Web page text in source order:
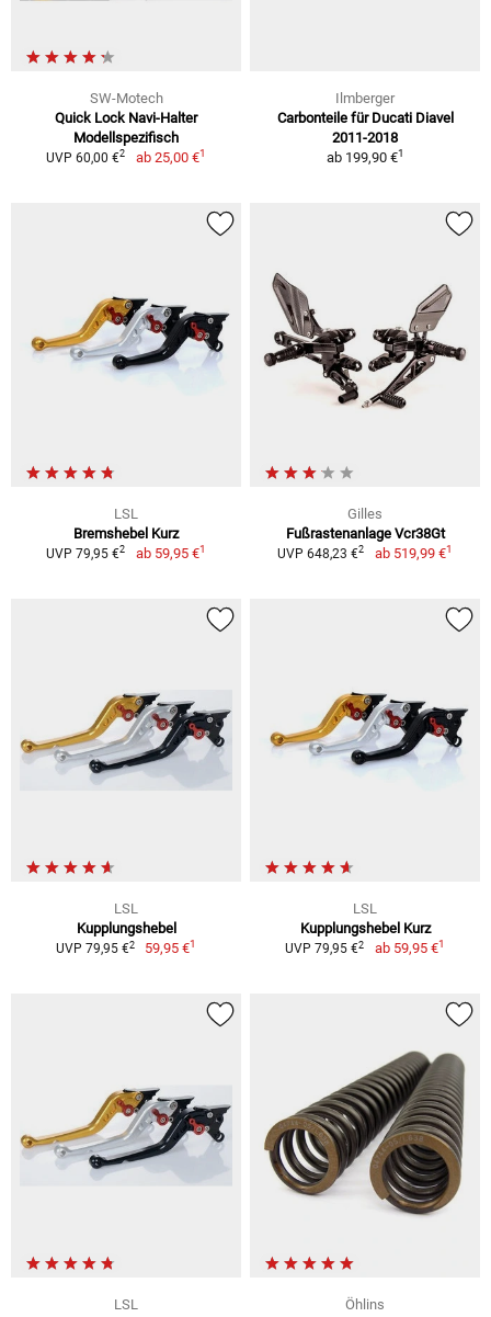
SW-Motech
Quick Lock Navi-Halter
Modellspezifisch
UVP 60,00 €2 ab 25,00 €1
Ilmberger
Carbonteile für Ducati Diavel
2011-2018
ab 199,90 €1
LSL
Bremshebel Kurz
UVP 79,95 €2 ab 59,95 €1
Gilles
Fußrastenanlage Vcr38Gt
UVP 648,23 €2 ab 519,99 €1
LSL
Kupplungshebel
UVP 79,95 €2 59,95 €1
LSL
Kupplungshebel Kurz
UVP 79,95 €2 ab 59,95 €1
LSL
Öhlins